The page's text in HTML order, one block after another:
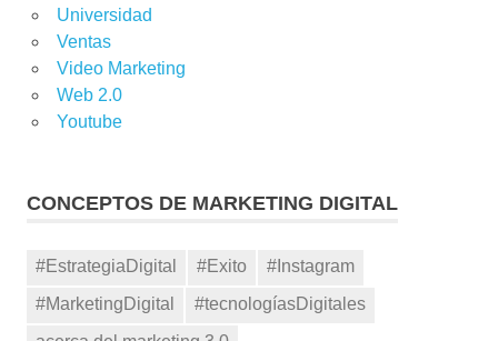
Universidad
Ventas
Video Marketing
Web 2.0
Youtube
CONCEPTOS DE MARKETING DIGITAL
#EstrategiaDigital #Exito
#Instagram
#MarketingDigital
#tecnologíasDigitales